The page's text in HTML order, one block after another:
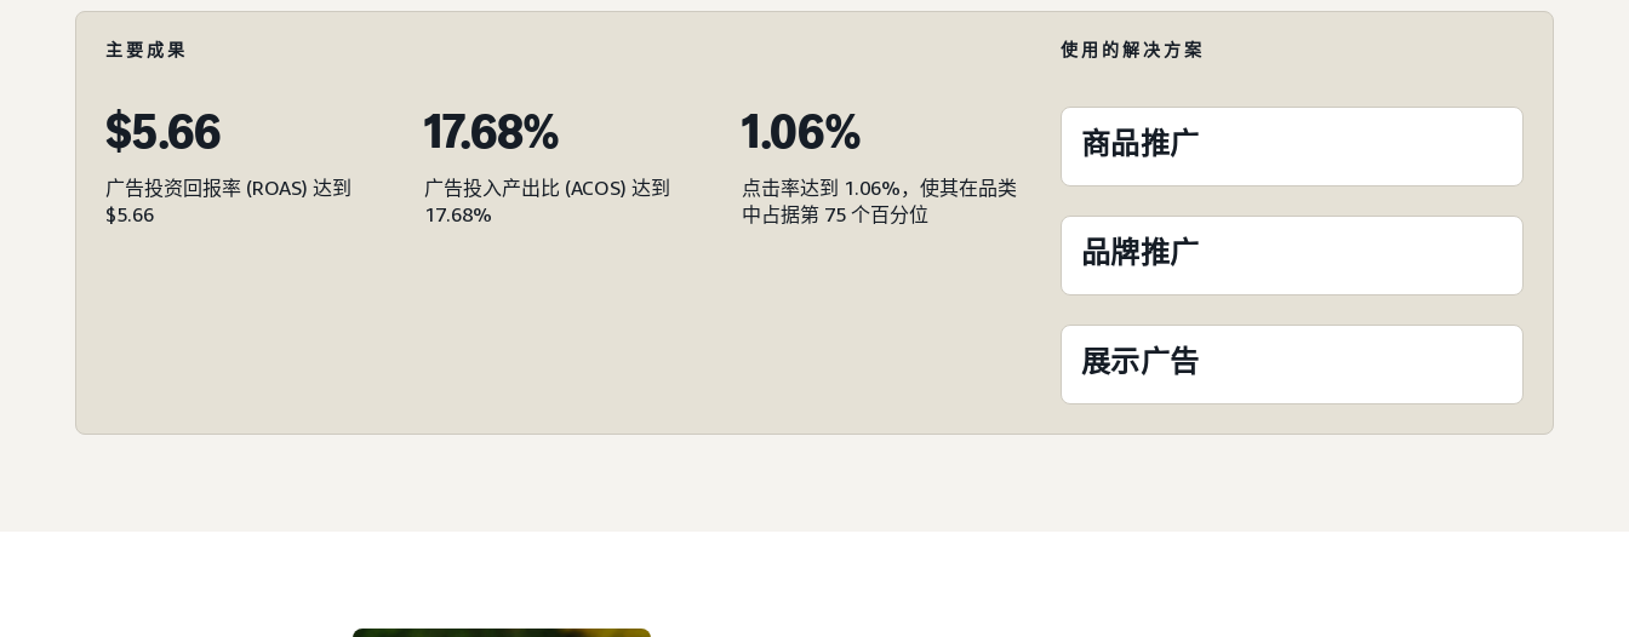
主要成果
$5.66
广告投资回报率 (ROAS) 达到
$5.66
17.68%
广告投入产出比 (ACOS) 达到
17.68%
1.06%
点击率达到 1.06%，使其在品类
中占据第 75 个百分位
使用的解决方案
商品推广
品牌推广
展示广告